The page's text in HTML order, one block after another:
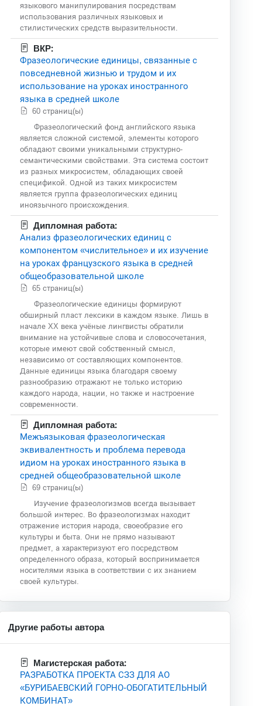
языкового манипулирования посредствам
использования различных языковых и
стилистических средств выразительности.
ВКР:
Фразеологические единицы, связанные с
повседневной жизнью и трудом и их
использование на уроках иностранного
языка в средней школе
60 страниц(ы)
Фразеологический фонд английского языка
является сложной системой, элементы которого
обладают своими уникальными структурно-
семантическими свойствами. Эта система состоит
из разных микросистем, обладающих своей
спецификой. Одной из таких микросистем
является группа фразеологических единиц
иноязычного происхождения.
Дипломная работа:
Анализ фразеологических единиц с
компонентом «числительное» и их изучение
на уроках французского языка в средней
общеобразовательной школе
65 страниц(ы)
Фразеологические единицы формируют
обширный пласт лексики в каждом языке. Лишь в
начале XX века учёные лингвисты обратили
внимание на устойчивые слова и словосочетания,
которые имеют свой собственный смысл,
независимо от составляющих компонентов.
Данные единицы языка благодаря своему
разнообразию отражают не только историю
каждого народа, нации, но также и настроение
современности.
Дипломная работа:
Межъязыковая фразеологическая
эквивалентность и проблема перевода
идиом на уроках иностранного языка в
средней общеобразовательной школе
69 страниц(ы)
Изучение фразеологизмов всегда вызывает
большой интерес. Во фразеологизмах находит
отражение история народа, своеобразие его
культуры и быта. Они не прямо называют
предмет, а характеризуют его посредством
определенного образа, который воспринимается
носителями языка в соответствии с их знанием
своей культуры.
Другие работы автора
Магистерская работа:
РАЗРАБОТКА ПРОЕКТА СЗЗ ДЛЯ АО
«БУРИБАЕВСКИЙ ГОРНО-ОБОГАТИТЕЛЬНЫЙ
КОМБИНАТ»